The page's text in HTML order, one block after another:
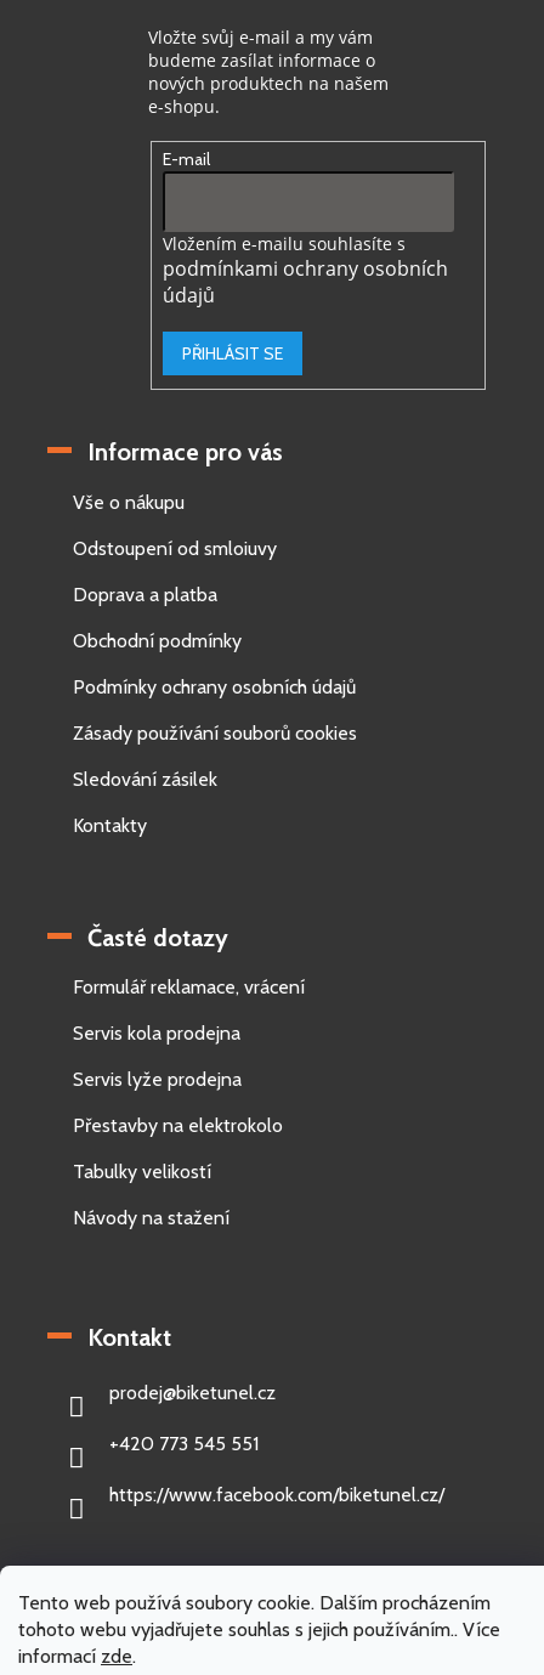
Tento web používá soubory cookie. Dalším procházením
tohoto webu vyjadřujete souhlas s jejich používáním.. Více
informací zde.
Vložte svůj e-mail a my vám
budeme zasílat informace o
nových produktech na našem
e-shopu.
E-mail
Vložením e-mailu souhlasíte s
podmínkami ochrany osobních
údajů
PŘIHLÁSIT SE
Informace pro vás
Vše o nákupu
Odstoupení od smloiuvy
Doprava a platba
Obchodní podmínky
Podmínky ochrany osobních údajů
Zásady používání souborů cookies
Sledování zásilek
Kontakty
Časté dotazy
Formulář reklamace, vrácení
Servis kola prodejna
Servis lyže prodejna
Přestavby na elektrokolo
Tabulky velikostí
Návody na stažení
Kontakt
prodej@biketunel.cz
+420 773 545 551
https://www.facebook.com/biketunel.cz/
Vytvořil Shoptet